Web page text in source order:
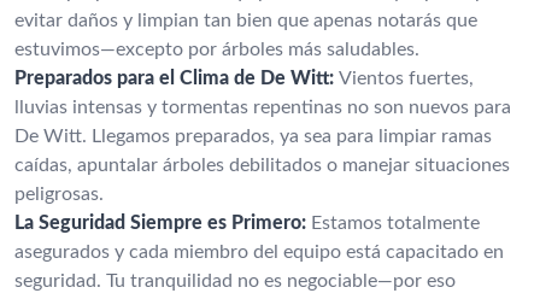
evitar daños y limpian tan bien que apenas notarás que
estuvimos—excepto por árboles más saludables.
Preparados para el Clima de De Witt: Vientos fuertes,
lluvias intensas y tormentas repentinas no son nuevos para
De Witt. Llegamos preparados, ya sea para limpiar ramas
caídas, apuntalar árboles debilitados o manejar situaciones
peligrosas.
La Seguridad Siempre es Primero: Estamos totalmente
asegurados y cada miembro del equipo está capacitado en
seguridad. Tu tranquilidad no es negociable—por eso